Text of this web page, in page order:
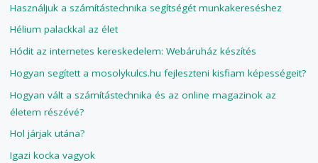
Használjuk a számítástechnika segítségét munkakereséshez
Hélium palackkal az élet
Hódit az internetes kereskedelem: Webáruház készítés
Hogyan segített a mosolykulcs.hu fejleszteni kisfiam képességeit?
Hogyan vált a számítástechnika és az online magazinok az
életem részévé?
Hol járjak utána?
Igazi kocka vagyok